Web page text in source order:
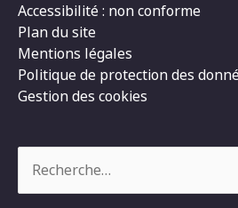
Accessibilité : non conforme
Plan du site
Mentions légales
Politique de protection des
Gestion des cookies